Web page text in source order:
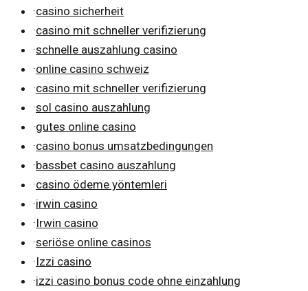
·casino sicherheit
·casino mit schneller verifizierung
·schnelle auszahlung casino
·online casino schweiz
·casino mit schneller verifizierung
·sol casino auszahlung
·gutes online casino
·casino bonus umsatzbedingungen
·bassbet casino auszahlung
·casino ödeme yöntemleri
·irwin casino
·Irwin casino
·seriöse online casinos
·Izzi casino
·izzi casino bonus code ohne einzahlung